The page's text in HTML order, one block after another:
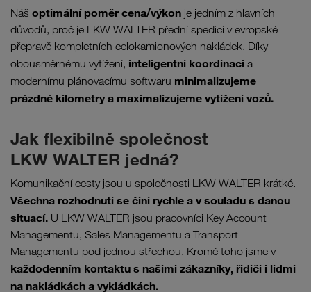
Náš optimální poměr cena/výkon je jedním z hlavních
důvodů, proč je LKW WALTER přední spedicí v evropské
přepravě kompletních celokamionových nakládek. Díky
obousměrnému vytížení, inteligentní koordinaci a
modernímu plánovacímu softwaru minimalizujeme
prázdné kilometry a maximalizujeme vytížení vozů.
Jak flexibilně společnost
LKW WALTER jedná?
Komunikační cesty jsou u společnosti LKW WALTER krátké.
Všechna rozhodnutí se činí rychle a v souladu s danou
situací. U LKW WALTER jsou pracovníci Key Account
Managementu, Sales Managementu a Transport
Managementu pod jednou střechou. Kromě toho jsme v
každodenním kontaktu s našimi zákazníky, řidiči i lidmi
na nakládkách a vykládkách.